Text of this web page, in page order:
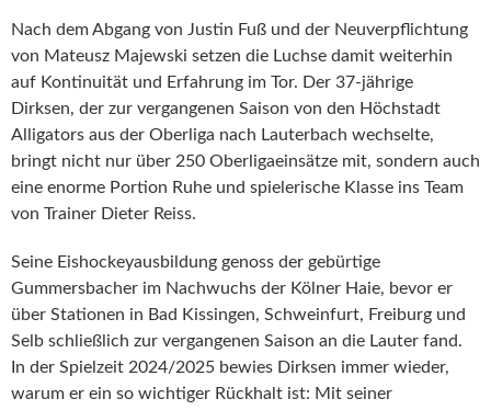
Nach dem Abgang von Justin Fuß und der Neuverpflichtung
von Mateusz Majewski setzen die Luchse damit weiterhin
auf Kontinuität und Erfahrung im Tor. Der 37-jährige
Dirksen, der zur vergangenen Saison von den Höchstadt
Alligators aus der Oberliga nach Lauterbach wechselte,
bringt nicht nur über 250 Oberligaeinsätze mit, sondern auch
eine enorme Portion Ruhe und spielerische Klasse ins Team
von Trainer Dieter Reiss.
Seine Eishockeyausbildung genoss der gebürtige
Gummersbacher im Nachwuchs der Kölner Haie, bevor er
über Stationen in Bad Kissingen, Schweinfurt, Freiburg und
Selb schließlich zur vergangenen Saison an die Lauter fand.
In der Spielzeit 2024/2025 bewies Dirksen immer wieder,
warum er ein so wichtiger Rückhalt ist: Mit seiner